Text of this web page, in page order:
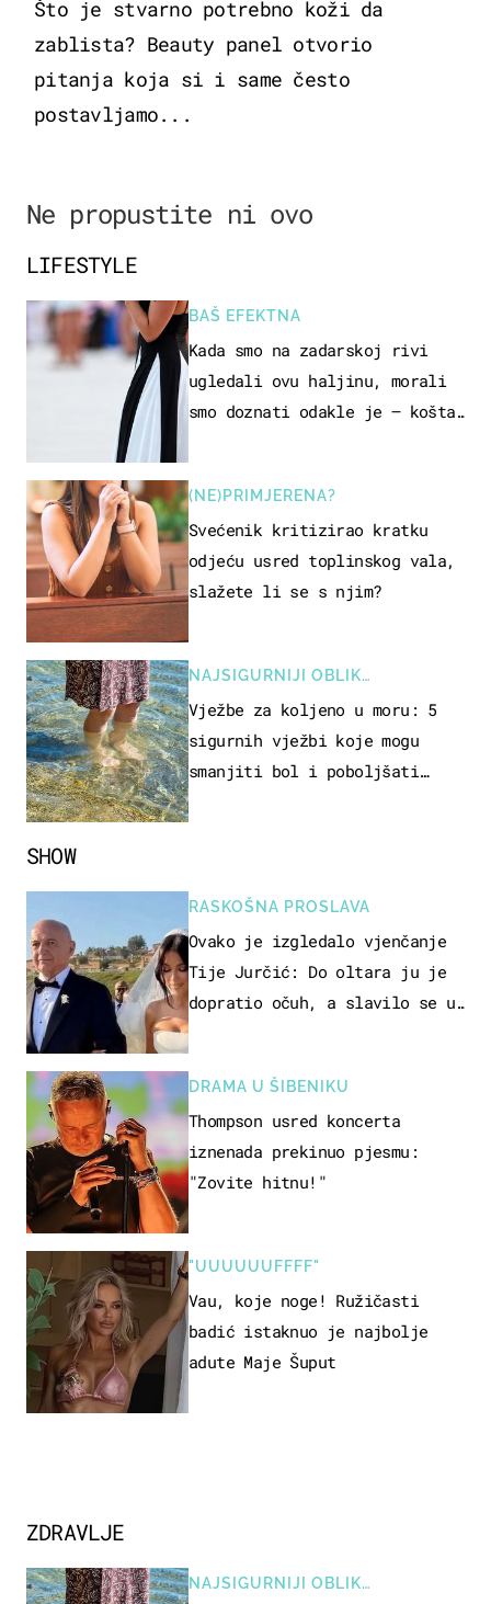
Što je stvarno potrebno koži da
zablista? Beauty panel otvorio
pitanja koja si i same često
postavljamo...
Ne propustite ni ovo
SHOW
RASKOŠNA PROSLAVA
Ovako je izgledalo vjenčanje
Tije Jurčić: Do oltara ju je
dopratio očuh, a slavilo se uz
DRAMA U ŠIBENIKU
Thompson usred koncerta
iznenada prekinuo pjesmu:
"Zovite hitnu!"
"UUUUUUFFFF"
Vau, koje noge! Ružičasti
badić istaknuo je najbolje
adute Maje Šuput
ZDRAVLJE
NAJSIGURNIJI OBLIK
LIFESTYLE
BAŠ EFEKTNA
Kada smo na zadarskoj rivi
ugledali ovu haljinu, morali
smo doznati odakle je – košta
(NE)PRIMJERENA?
Svećenik kritizirao kratku
odjeću usred toplinskog vala,
slažete li se s njim?
NAJSIGURNIJI OBLIK
REKREACIJE
Vježbe za koljeno u moru: 5
sigurnih vježbi koje mogu
smanjiti bol i poboljšati